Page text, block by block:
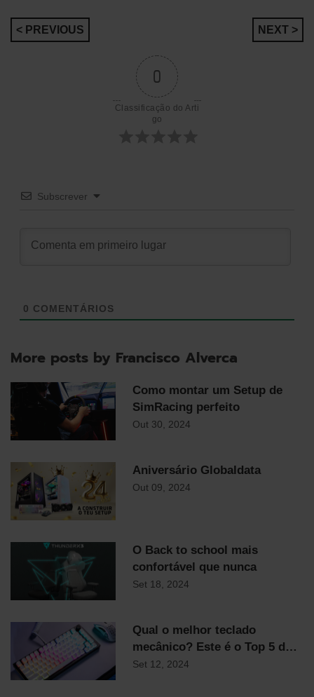
Navegação
< PREVIOUS NEXT >
0
Classificação do Arti
go
Subscrever
0 COMENTÁRIOS
More posts by Francisco Alverca
Como montar um Setup de
SimRacing perfeito
Out 30, 2024
Aniversário Globaldata
Out 09, 2024
O Back to school mais
confortável que nunca
Set 18, 2024
Qual o melhor teclado
mecânico? Este é o Top 5 do
staff Globaldata
Set 12, 2024